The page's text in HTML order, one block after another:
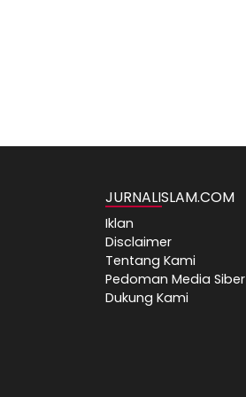
JURNALISLAM.COM
Iklan
Disclaimer
Tentang Kami
Pedoman Media Siber
Dukung Kami